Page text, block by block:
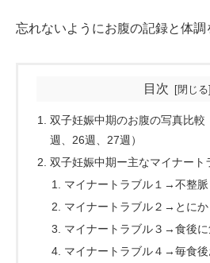
忘れないようにお腹の記録と体調
目次
双子妊娠中期のお腹の写真比
週、26週、27週）
双子妊娠中期ー主なマイナート
マイナートラブル１→不整脈
マイナートラブル２→とにか
マイナートラブル３→食後に
マイナートラブル４→毎食後